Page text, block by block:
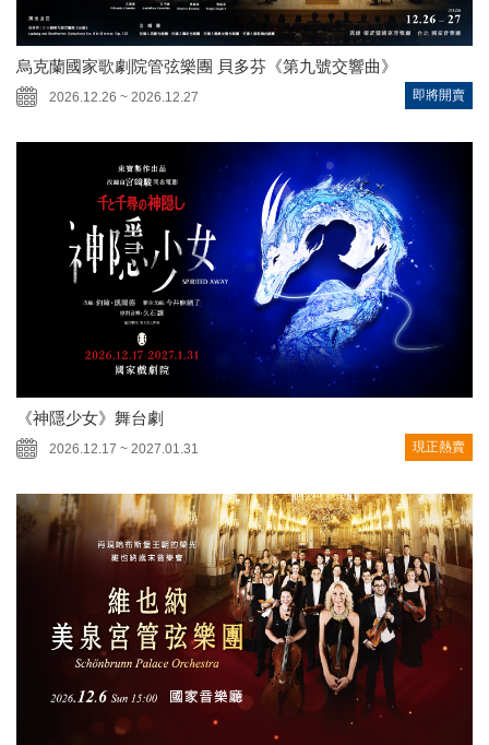
烏克蘭國家歌劇院管弦樂團 貝多芬《第九號交響曲》
2026.12.26 ~ 2026.12.27 即將開賣
《神隱少女》舞台劇
2026.12.17 ~ 2027.01.31 現正熱賣